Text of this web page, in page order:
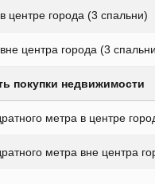
центре города (3 спальни)
центра города (3
покупки недвижимости
метра в центре
метра вне центра